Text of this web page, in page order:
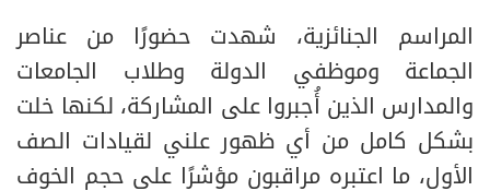
المراسم الجنائزية، شهدت حضورًا من عناصر
الجماعة وموظفي الدولة وطلاب الجامعات
والمدارس الذين أُجبروا على المشاركة، لكنها خلت
بشكل كامل من أي ظهور علني لقيادات الصف
الأول، ما اعتبره مراقبون مؤشرًا على حجم الخوف